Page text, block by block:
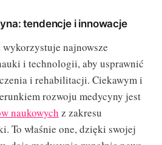
tendencje i innowacje
wykorzystuje najnowsze
i technologii, aby usprawnić
i rehabilitacji. Ciekawym i
rozwoju medycyny jest
naukowych z zakresu
To właśnie one, dzięki swojej